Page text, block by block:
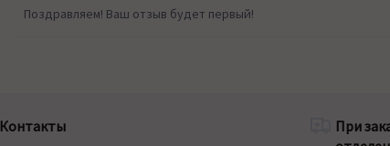
Поздравляем! Ваш отзыв будет первый!
Контакты
При